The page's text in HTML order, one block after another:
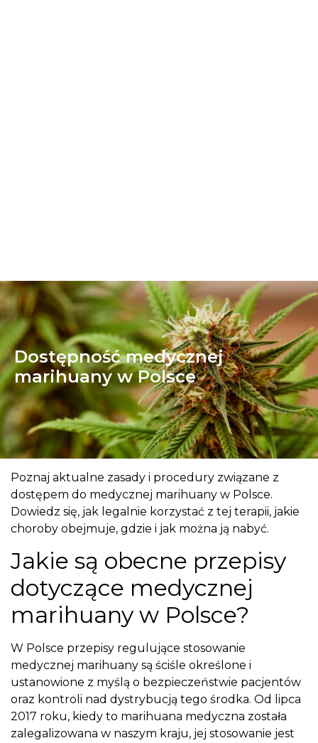
Dostępność medycznej
marihuany w Polsce
Poznaj aktualne zasady i procedury związane z
dostępem do medycznej marihuany w Polsce.
Dowiedz się, jak legalnie korzystać z tej terapii, jakie
choroby obejmuje, gdzie i jak można ją nabyć.
Jakie są obecne przepisy
dotyczące medycznej
marihuany w Polsce?
W Polsce przepisy regulujące stosowanie
medycznej marihuany są ściśle określone i
ustanowione z myślą o bezpieczeństwie pacjentów
oraz kontroli nad dystrybucją tego środka. Od lipca
2017 roku, kiedy to marihuana medyczna została
zalegalizowana w naszym kraju, jej stosowanie jest